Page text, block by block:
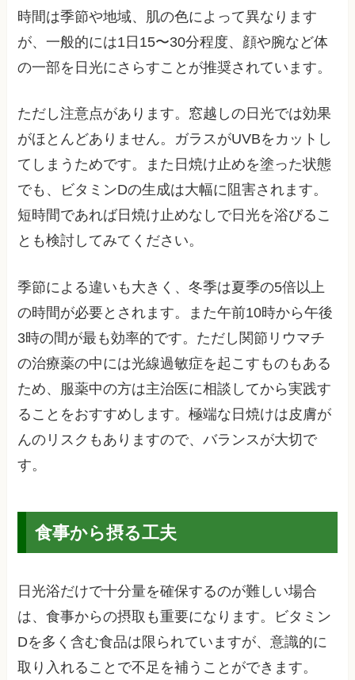
時間は季節や地域、肌の色によって異なります
が、一般的には1日15〜30分程度、顔や腕など体
の一部を日光にさらすことが推奨されています。
ただし注意点があります。窓越しの日光では効果
がほとんどありません。ガラスがUVBをカットし
てしまうためです。また日焼け止めを塗った状態
でも、ビタミンDの生成は大幅に阻害されます。
短時間であれば日焼け止めなしで日光を浴びるこ
とも検討してみてください。
季節による違いも大きく、冬季は夏季の5倍以上
の時間が必要とされます。また午前10時から午後
3時の間が最も効率的です。ただし関節リウマチ
の治療薬の中には光線過敏症を起こすものもある
ため、服薬中の方は主治医に相談してから実践す
ることをおすすめします。極端な日焼けは皮膚が
んのリスクもありますので、バランスが大切で
す。
食事から摂る工夫
日光浴だけで十分量を確保するのが難しい場合
は、食事からの摂取も重要になります。ビタミン
Dを多く含む食品は限られていますが、意識的に
取り入れることで不足を補うことができます。